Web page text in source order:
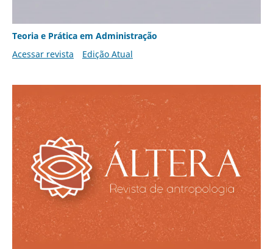
Teoria e Prática em Administração
Acessar revista
Edição Atual